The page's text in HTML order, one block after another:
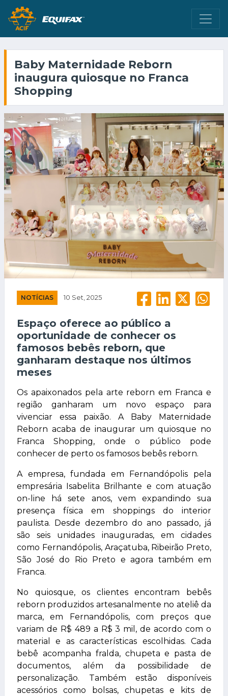
Baby Maternidade Reborn
inaugura quiosque no Franca
Shopping
NOTÍCIAS 10 Set, 2025
Espaço oferece ao público a
oportunidade de conhecer os
famosos bebês reborn, que
ganharam destaque nos últimos
meses
Os apaixonados pela arte reborn em Franca e
região ganharam um novo espaço para
vivenciar essa paixão. A Baby Maternidade
Reborn acaba de inaugurar um quiosque no
Franca Shopping, onde o público pode
conhecer de perto os famosos bebês reborn.
A empresa, fundada em Fernandópolis pela
empresária Isabelita Brilhante e com atuação
on-line há sete anos, vem expandindo sua
presença física em shoppings do interior
paulista. Desde dezembro do ano passado, já
são seis unidades inauguradas, em cidades
como Fernandópolis, Araçatuba, Ribeirão Preto,
São José do Rio Preto e agora também em
Franca.
No quiosque, os clientes encontram bebês
reborn produzidos artesanalmente no ateliê da
marca, em Fernandópolis, com preços que
variam de R$ 489 a R$ 3 mil, de acordo com o
material e as características escolhidas. Cada
bebê acompanha fralda, chupeta e pasta de
documentos, além da possibilidade de
personalização. Também estão disponíveis
acessórios como bolsas, chupetas e kits de